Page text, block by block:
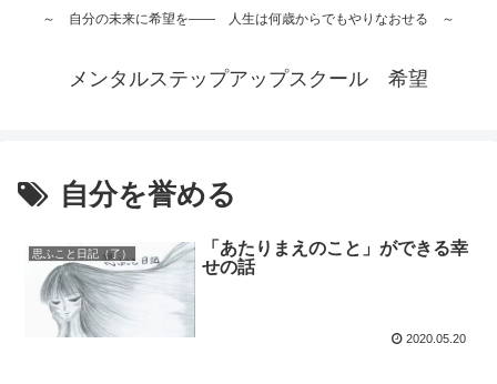
～ 自分の未来に希望を―― 人生は何歳からでもやりなおせる ～
メンタルステップアップスクール 希望
自分を誉める
思ふこと日記（了）
「あたりまえのこと」ができる幸
せの話
2020.05.20